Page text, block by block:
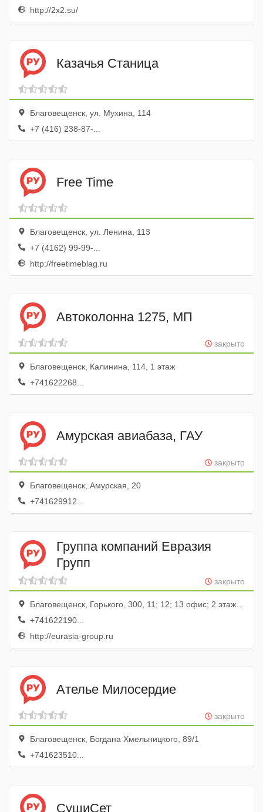
http://2x2.su/
Казачья Станица
Благовещенск, ул. Мухина, 114
+7 (416) 238-87-...
Free Time
Благовещенск, ул. Ленина, 113
+7 (4162) 99-99-...
http://freetimeblag.ru
Автоколонна 1275, МП
закрыто
Благовещенск, Калинина, 114, 1 этаж
+741622268...
Амурская авиабаза, ГАУ
закрыто
Благовещенск, Амурская, 20
+741629912...
Группа компаний Евразия
Групп
закрыто
Благовещенск, Горького, 300, 11; 12; 13 офис; 2 этаж; 4 подъезд
+741622190...
http://eurasia-group.ru
Ателье Милосердие
закрыто
Благовещенск, Богдана Хмельницкого, 89/1
+741623510...
СушиСет